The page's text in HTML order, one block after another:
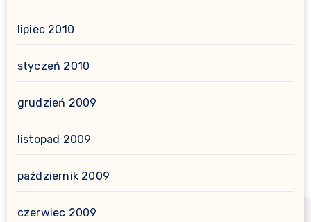
lipiec 2010
styczeń 2010
grudzień 2009
listopad 2009
październik 2009
czerwiec 2009